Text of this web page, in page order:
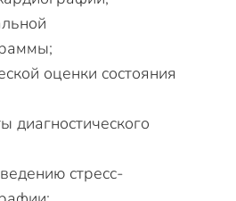
оценки состояния
диагностического
стресс-